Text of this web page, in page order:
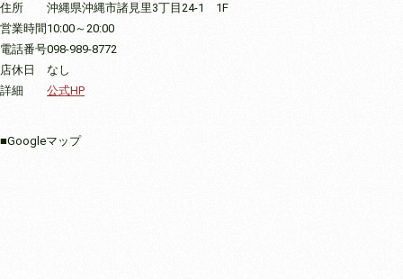
住所
沖縄県沖縄市諸見里3丁目24-1 1F
営業時間 10:00～20:00
電話番号098-989-8772
店休日
なし
詳細
公式HP
■Googleマップ